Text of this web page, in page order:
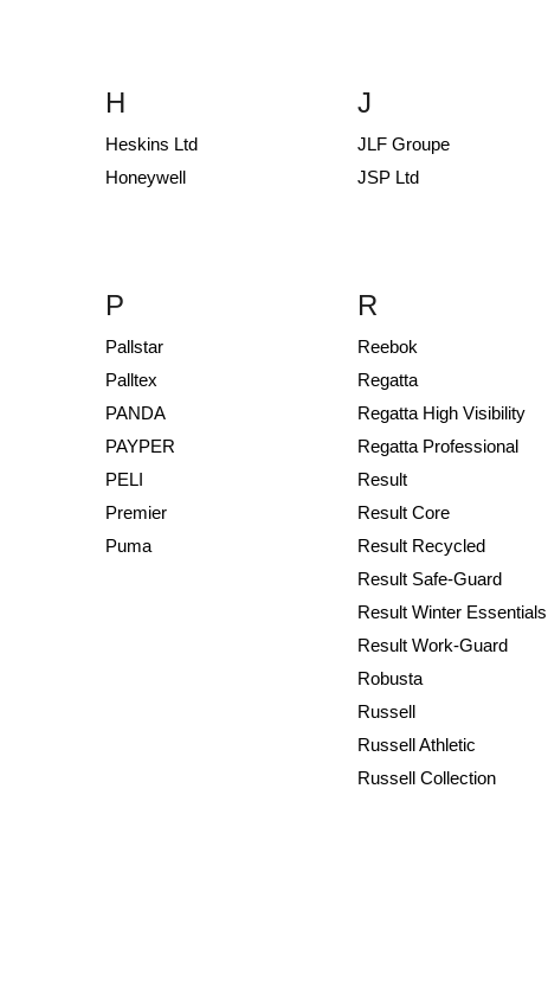
H
Heskins Ltd
Honeywell
J
JLF Groupe
JSP Ltd
P
Pallstar
Palltex
PANDA
PAYPER
PELI
Premier
Puma
R
Reebok
Regatta
Regatta High Visibility
Regatta Professional
Result
Result Core
Result Recycled
Result Safe-Guard
Result Winter Essentials
Result Work-Guard
Robusta
Russell
Russell Athletic
Russell Collection